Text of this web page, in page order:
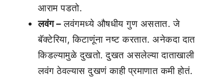
आराम पडतो.
लवंग –लवंगमध्ये औषधीय गुण असतात. जे
बॅक्टेरिया, किटाणूंना नष्ट करतात. अनेकदा दात
किडल्यामुळे दुखतो. दुखत असलेल्या दाताखाली
लवंग ठेवल्यास दुखणं काही प्रमाणात कमी होतं.